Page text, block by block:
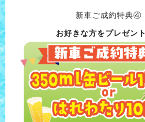
新車ご成約特典④
お好きな方をプレゼント